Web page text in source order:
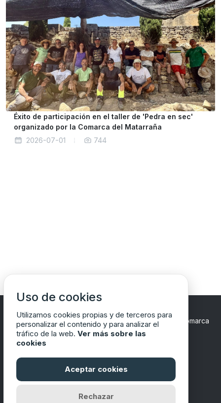
Éxito de participación en el taller de 'Pedra en sec'
organizado por la Comarca del Matarraña
2026-07-01
744
Copyrights © 2024 Todos los Derechos Reservados
Comarca
del Matarraña/Matarranya
Financiado por
Uso de cookies
Utilizamos cookies propias y de terceros para
personalizar el contenido y para analizar el
tráfico de la web. Ver más sobre las
cookies
Aceptar cookies
Rechazar